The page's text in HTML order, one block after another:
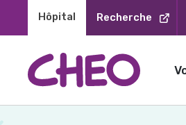
Hôpital Recherche